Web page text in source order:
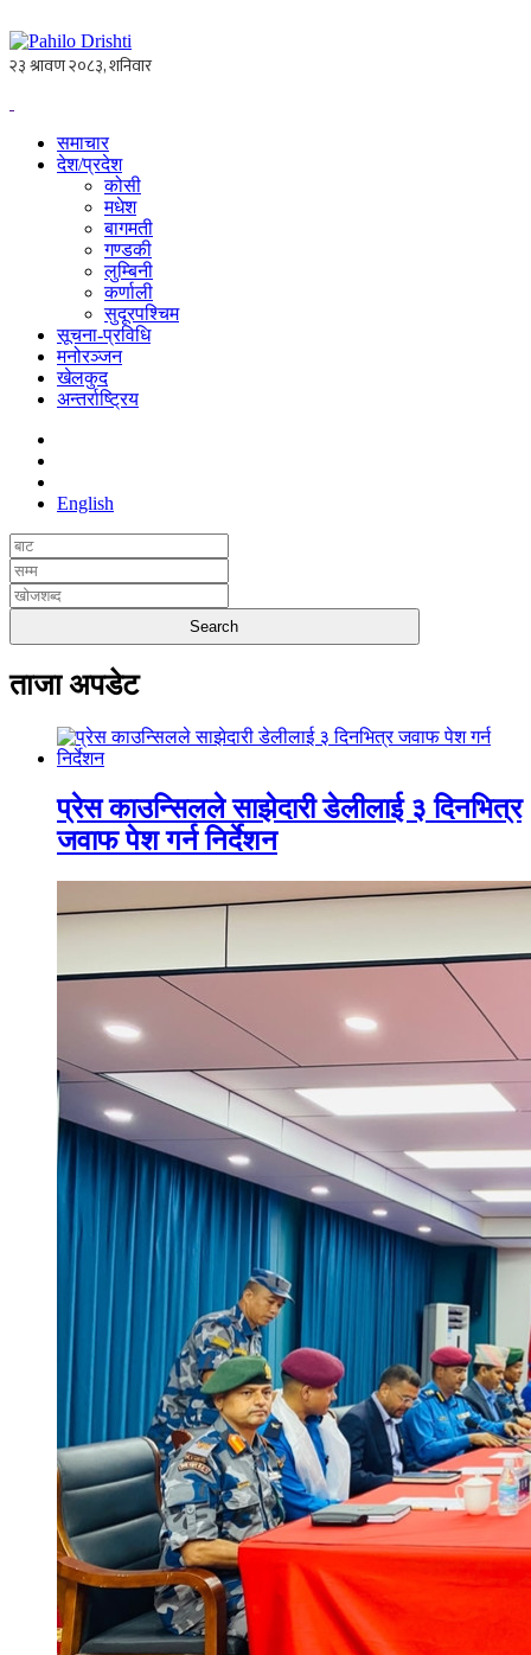
समाचार
देश/प्रदेश
कोसी
मधेश
बागमती
गण्डकी
लुम्बिनी
कर्णाली
सुदूरपश्चिम
सूचना-प्रविधि
मनोरञ्जन
खेलकुद
अन्तर्राष्ट्रिय
English
ताजा अपडेट
प्रेस काउन्सिलले साझेदारी डेलीलाई ३ दिनभित्र
जवाफ पेश गर्न निर्देशन